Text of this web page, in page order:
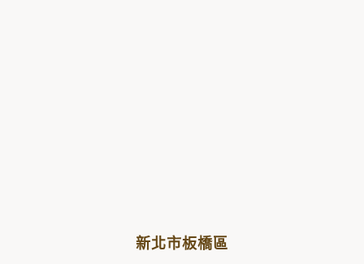
新北市板橋區